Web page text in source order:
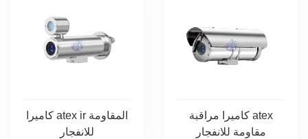
كاميرا atex ir المقاومة
للانفجار
كاميرا مراقبة atex
مقاومة للانفجار